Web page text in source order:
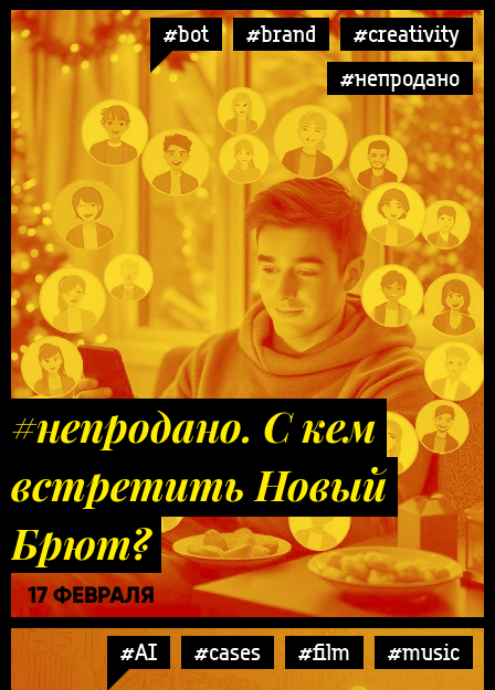
#bot #brand
#creativity
#непродано
#непродано. С кем
встретить Новый
Брют?
17 ФЕВРАЛЯ
#AI #cases #film #music